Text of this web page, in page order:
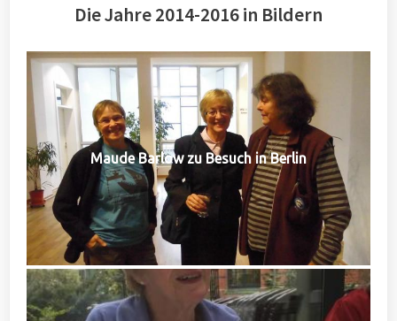
Die Jahre 2014-2016 in Bildern
Maude Barlow zu Besuch in Berlin